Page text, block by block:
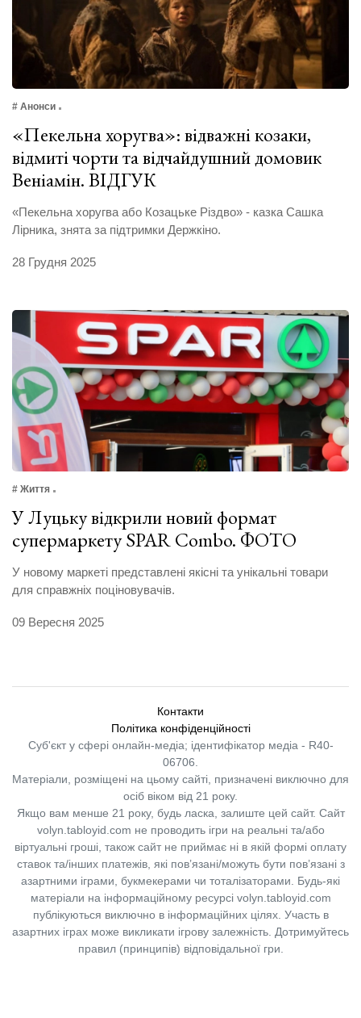
# Анонси
«Пекельна хоругва»: відважні козаки,
відмиті чорти та відчайдушний домовик
Веніамін. ВІДГУК
«Пекельна хоругва або Козацьке Різдво» - казка Сашка
Лірника, знята за підтримки Держкіно.
28 Грудня 2025
# Життя
У Луцьку відкрили новий формат
супермаркету SPAR Combo. ФОТО
У новому маркеті представлені якісні та унікальні товари
для справжніх поціновувачів.
09 Вересня 2025
Контакти
Політика конфіденційності
Суб'єкт у сфері онлайн-медіа; ідентифікатор медіа - R40-
06706.
Матеріали, розміщені на цьому сайті, призначені виключно для
осіб віком від 21 року.
Якщо вам менше 21 року, будь ласка, залиште цей сайт. Сайт
volyn.tabloyid.com не проводить ігри на реальні та/або
віртуальні гроші, також сайт не приймає ні в якій формі оплату
ставок та/інших платежів, які пов’язані/можуть бути пов’язані з
азартними іграми, букмекерами чи тоталізаторами. Будь-які
матеріали на інформаційному ресурсі volyn.tabloyid.com
публікуються виключно в інформаційних цілях. Участь в
азартних іграх може викликати ігрову залежність. Дотримуйтесь
правил (принципів) відповідальної гри.